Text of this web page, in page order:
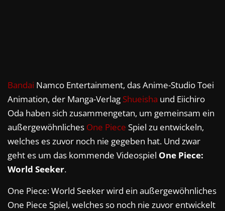
Bandai Namco Entertainment, das Anime-Studio Toei
Animation, der Manga-Verlag Shueisha und Eiichiro
Oda haben sich zusammengetan, um gemeinsam ein
außergewöhnliches One Piece Spiel zu entwickeln,
welches es zuvor noch nie gegeben hat. Und zwar
geht es um das kommende Videospiel One Piece:
World Seeker.
One Piece: World Seeker wird ein außergewöhnliches
One Piece Spiel, welches so noch nie zuvor entwickelt